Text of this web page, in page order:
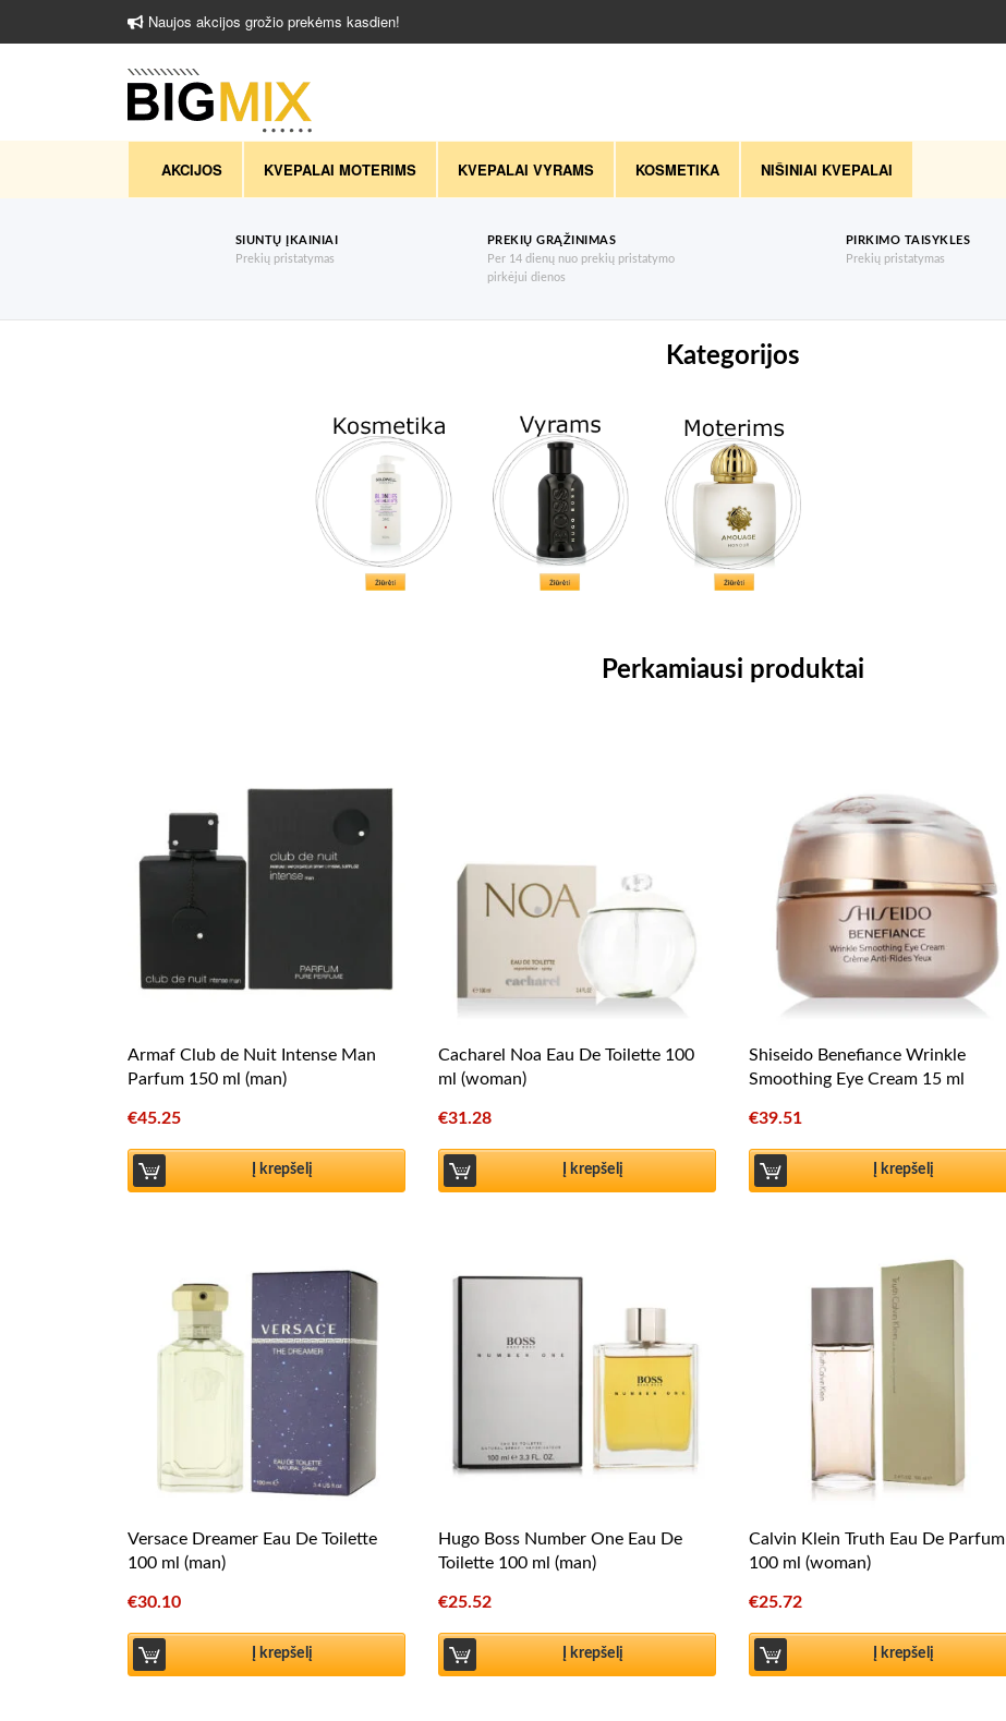
Naujos akcijos grožio prekėms kasdien!
AKCIJOS KVEPALAI MOTERIMS KVEPALAI VYRAMS KOSMETIKA NIŠINIAI KVEPALAI
SIUNTŲ ĮKAINIAI
Prekių pristatymas
PREKIŲ GRĄŽINIMAS
Per 14 dienų nuo prekių pristatymo
pirkėjui dienos
PIRKIMO TAISYKLES
Prekių pristatymas
Kategorijos
Perkamiausi produktai
Armaf Club de Nuit Intense Man
Parfum 150 ml (man)
€45.25
Į krepšelį
Cacharel Noa Eau De Toilette 100
ml (woman)
€31.28
Į krepšelį
Shiseido Benefiance Wrinkle
Smoothing Eye Cream 15 ml
€39.51
Į krepšelį
Versace Dreamer Eau De Toilette
100 ml (man)
€30.10
Į krepšelį
Hugo Boss Number One Eau De
Toilette 100 ml (man)
€25.52
Į krepšelį
Calvin Klein Truth Eau De Parfum
100 ml (woman)
€25.72
Į krepšelį